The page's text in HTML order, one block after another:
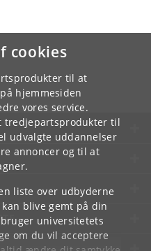
cookies
til at
hjemmesiden
vores service.
tredjepartsprodukter til
udvalgte uddannelser
annoncer og til at
liste over udbyderne
blive gemt på din
universitetets
om du vil acceptere